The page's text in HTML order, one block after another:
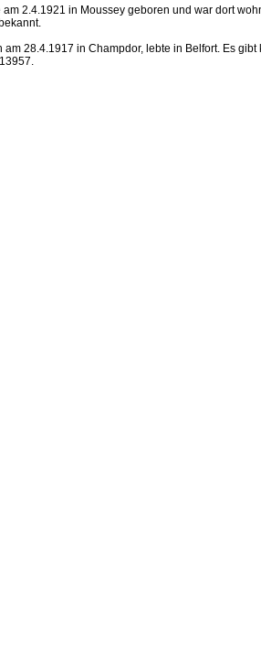
am 2.4.1921 in Moussey geboren und war dort
am 28.4.1917 in Champdor, lebte in Belfort. Es